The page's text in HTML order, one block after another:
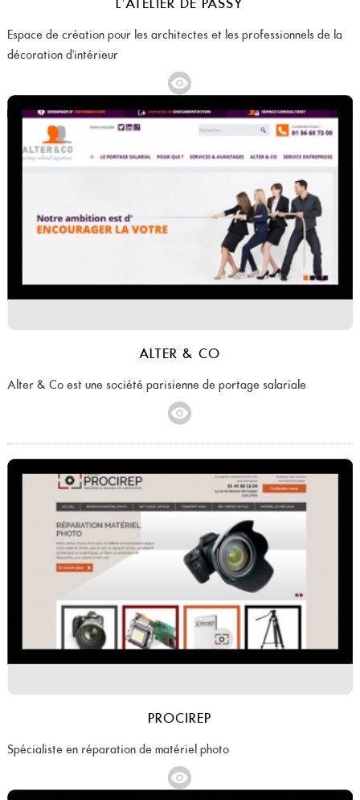
L'ATELIER DE PASSY
Espace de création pour les architectes et les professionnels de la
décoration d'intérieur
ALTER & CO
Alter & Co est une société parisienne de portage salariale
PROCIREP
Spécialiste en réparation de matériel photo